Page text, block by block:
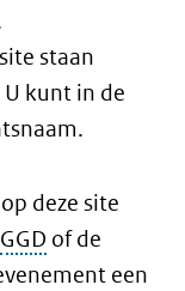
staan
kunt in de
deze site
GGD of de
een